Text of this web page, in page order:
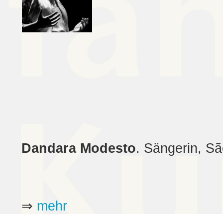
Dandara Modesto. Sängerin,
⇒ mehr